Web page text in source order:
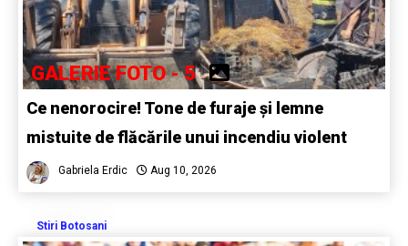
GALERIE FOTO - 5
Ce nenorocire! Tone de furaje și lemne
mistuite de flăcările unui incendiu violent
Gabriela Erdic Aug 10, 2026
Stiri Botosani